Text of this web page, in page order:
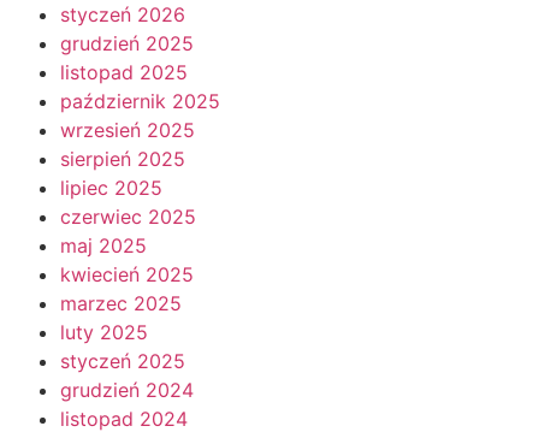
styczeń 2026
grudzień 2025
listopad 2025
październik 2025
wrzesień 2025
sierpień 2025
lipiec 2025
czerwiec 2025
maj 2025
kwiecień 2025
marzec 2025
luty 2025
styczeń 2025
grudzień 2024
listopad 2024